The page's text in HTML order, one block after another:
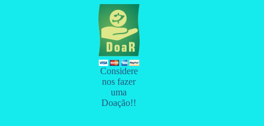
Considere
nos fazer
uma
Doação!!